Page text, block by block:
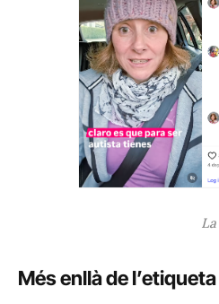
Més enllà de l’etiqueta